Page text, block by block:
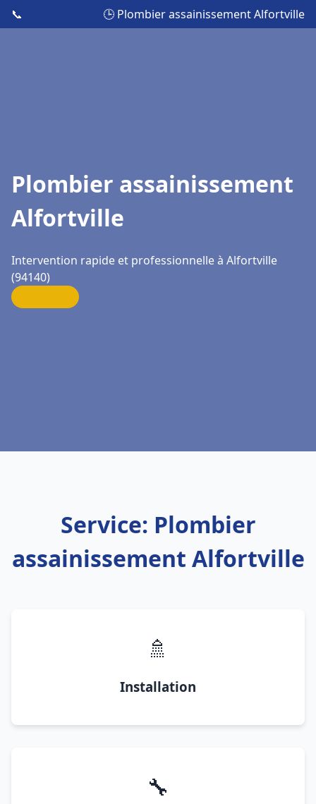
📞 🕒 Plombier assainissement Alfortville
Plombier assainissement
Alfortville
Intervention rapide et professionnelle à Alfortville
(94140)
Service: Plombier
assainissement Alfortville
🚿
Installation
🔧